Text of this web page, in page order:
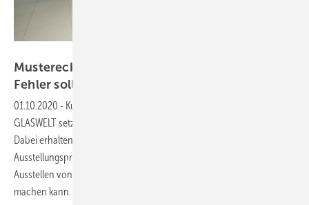
Musterecken in der Ausstellung: Diese drei
Fehler sollten Sie nicht
01.10.2020 - Kundengewinnen durch Ausstellungsoptimierung: Die
GLASWELT setzt die neue Serie mit dem Experten Mattia Sola fort.
Dabei erhalten Fensteranbieter wichtige Tipps für eine optimale
Ausstellungspräsentation. Im zweiten Teil der Serie wird das
Ausstellen von Musterecken thematisiert – und was man dabei falsch
machen kann.